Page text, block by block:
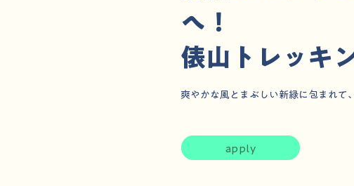
へ！
俵山トレッキ
爽やかな風とまぶしい新緑に包まれて
apply